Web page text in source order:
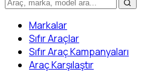
Markalar
Sıfır Araçlar
Sıfır Araç Kampanyaları
Araç Karşılaştır